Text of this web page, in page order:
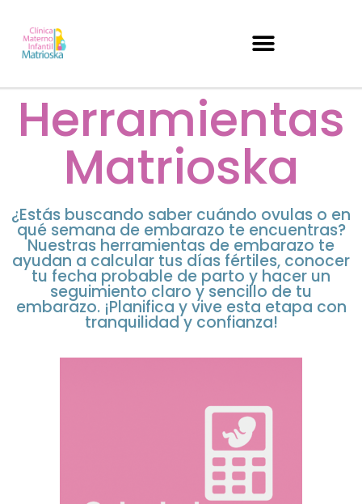
Herramientas
Matrioska
¿Estás buscando saber cuándo ovulas o en
qué semana de embarazo te encuentras?
Nuestras herramientas de embarazo te
ayudan a calcular tus días fértiles, conocer
tu fecha probable de parto y hacer un
seguimiento claro y sencillo de tu
embarazo. ¡Planifica y vive esta etapa con
tranquilidad y confianza!